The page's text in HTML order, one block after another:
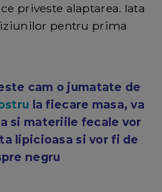
priveste alaptarea. Iata
pentru prima
cam o jumatate de
la fiecare masa, va
si materiile fecale vor
lipicioasa si vor fi de
negru